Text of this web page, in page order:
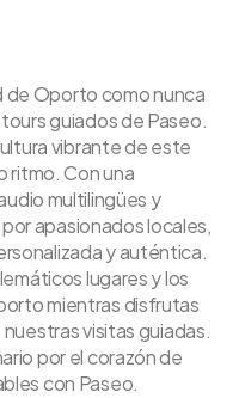
de Oporto como nunca
guiados de Paseo.
vibrante de este
ritmo. Con una
multilingües y
apasionados locales,
y auténtica.
lugares y los
mientras disfrutas
visitas guiadas.
por el corazón de
con Paseo.